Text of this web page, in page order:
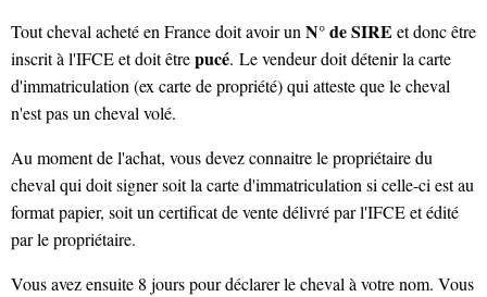
Tout cheval acheté en France doit avoir un N° de SIRE et donc être
inscrit à l'IFCE et doit êtrepucé. Le vendeur doit détenir la carte
d'immatriculation (ex carte de propriété) qui atteste que le cheval
n'est pas un cheval volé.
Au moment de l'achat, vous devez connaitre le propriétaire du
cheval qui doit signer soit la carte d'immatriculation si celle-ci est au
format papier, soit un certificat de vente délivré par l'IFCE et édité
par le propriétaire.
Vous avez ensuite 8 jours pour déclarer le cheval à votre nom. Vous